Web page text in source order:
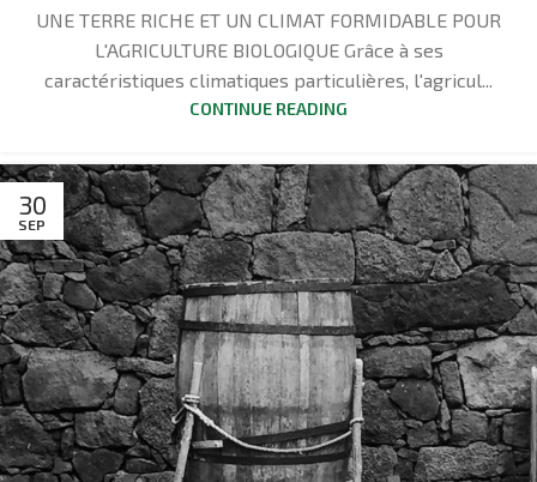
UNE TERRE RICHE ET UN CLIMAT FORMIDABLE POUR
L'AGRICULTURE BIOLOGIQUE Grâce à ses
caractéristiques climatiques particulières, l'agricul...
CONTINUE READING
30
SEP